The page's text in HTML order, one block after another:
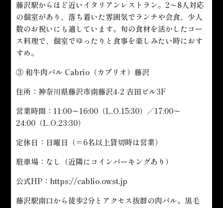
藤沢駅からほど近いイタリアンレストラン。2〜8人対応
の個室があり、落ち着いた雰囲気でランチや会食、少人
数のお祝いにも適しています。旬の食材を活かしたコー
ス料理で、個室でゆったりと食事を楽しみたい時におす
すめ。
③ 和牛肉バル Cabrio（カブリオ）藤沢
住所：神奈川県藤沢市南藤沢4-2 吉田ビル3F
営業時間：11:00〜16:00（L.O.15:30）／17:00〜
24:00（L.O.23:30）
定休日：日曜日（＝6名以上貸切時は営業）
駐車場：なし（近隣にコインパーキングあり）
公式HP： https://cablio.owst.jp
藤沢駅南口から徒歩2分とアクセス抜群の肉バル。黒毛